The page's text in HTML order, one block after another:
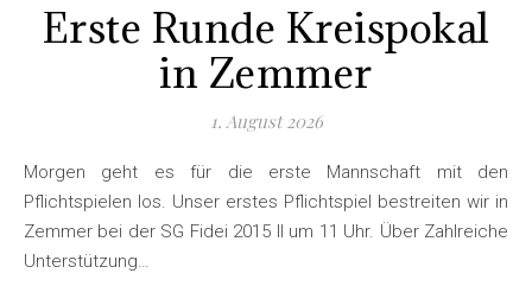
Erste Runde Kreispokal
in Zemmer
1. August 2026
Morgen geht es für die erste Mannschaft mit den
Pflichtspielen los. Unser erstes Pflichtspiel bestreiten wir in
Zemmer bei der SG Fidei 2015 ll um 11 Uhr. Über Zahlreiche
Unterstützung…